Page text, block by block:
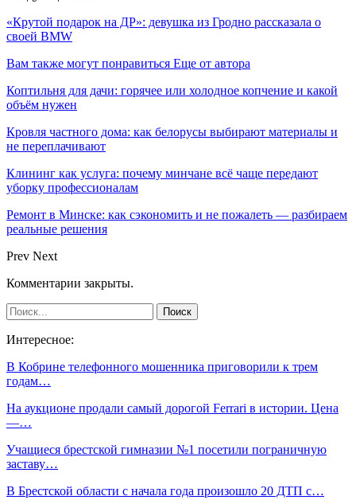
«Крутой подарок на ДР»: девушка из Гродно рассказала о
своей BMW
Вам также могут понравиться Еще от автора
Коптильня для дачи: горячее или холодное копчение и какой
объём нужен
Кровля частного дома: как белорусы выбирают материалы и
не переплачивают
Клининг как услуга: почему минчане всё чаще передают
уборку профессионалам
Ремонт в Минске: как сэкономить и не пожалеть — разбираем
реальные решения
Prev Next
Комментарии закрыты.
Интересное:
В Кобрине телефонного мошенника приговорили к трем
годам…
На аукционе продали самый дорогой Ferrari в истории. Цена
―…
Учащиеся брестской гимназии №1 посетили пограничную
заставу…
В Брестской области с начала года произошло 20 ДТП с…